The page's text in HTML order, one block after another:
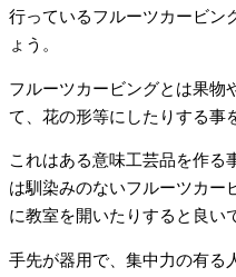
行っているフルーツカービン
ょう。
フルーツカービングとは果物
て、花の形等にしたりする事
これはある意味工芸品を作る
は馴染みのないフルーツカー
に教室を開いたりすると良い
手先が器用で、集中力の有る